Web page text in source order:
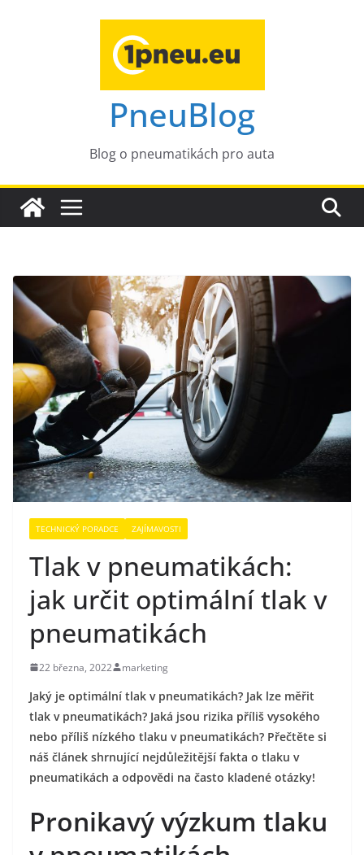
PneuBlog
Blog o pneumatikách pro auta
TECHNICKÝ PORADCE ZAJÍMAVOSTI
Tlak v pneumatikách:
jak určit optimální tlak v
pneumatikách
22 března, 2022 marketing
Jaký je optimální tlak v pneumatikách? Jak lze měřit
tlak v pneumatikách? Jaká jsou rizika příliš vysokého
nebo příliš nízkého tlaku v pneumatikách? Přečtěte si
náš článek shrnující nejdůležitější fakta o tlaku v
pneumatikách a odpovědi na často kladené otázky!
Pronikavý výzkum tlaku